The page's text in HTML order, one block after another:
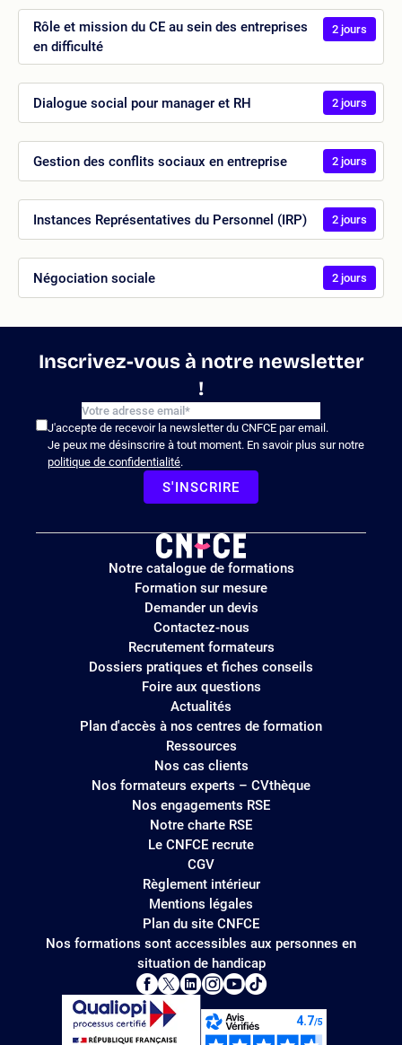
Rôle et mission du CE au sein des entreprises
en difficulté
2 jours
Dialogue social pour manager et RH 2 jours
Gestion des conflits sociaux en entreprise 2 jours
Instances Représentatives du Personnel (IRP) 2 jours
Négociation sociale 2 jours
Inscrivez-vous à notre newsletter
!
J'accepte de recevoir la newsletter du CNFCE par email.
Je peux me désinscrire à tout moment. En savoir plus sur notre
politique de confidentialité.
S'INSCRIRE
Logo
site
Notre catalogue de formations
Formation sur mesure
Demander un devis
Contactez-nous
Recrutement formateurs
Dossiers pratiques et fiches conseils
Foire aux questions
Actualités
Plan d'accès à nos centres de formation
Ressources
Nos cas clients
Nos formateurs experts – CVthèque
Nos engagements RSE
Notre charte RSE
Le CNFCE recrute
CGV
Règlement intérieur
Mentions légales
Plan du site CNFCE
Nos formations sont accessibles aux personnes en
situation de handicap